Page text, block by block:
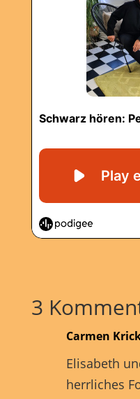
3
Carmen
Elisabeth
herrliches